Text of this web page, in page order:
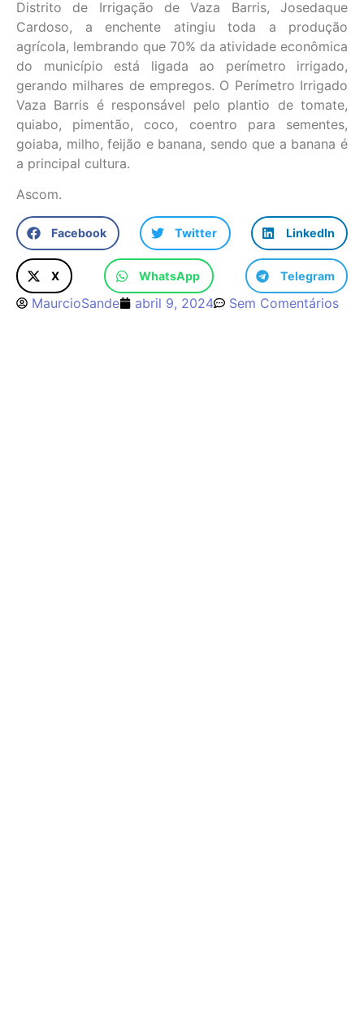
Distrito de Irrigação de Vaza Barris, Josedaque
Cardoso, a enchente atingiu toda a produção
agrícola, lembrando que 70% da atividade econômica
do município está ligada ao perímetro irrigado,
gerando milhares de empregos. O Perímetro Irrigado
Vaza Barris é responsável pelo plantio de tomate,
quiabo, pimentão, coco, coentro para sementes,
goiaba, milho, feijão e banana, sendo que a banana é
a principal cultura.
Ascom.
Facebook Twitter LinkedIn
X WhatsApp Telegram
MaurcioSande abril 9, 2024 Sem Comentários